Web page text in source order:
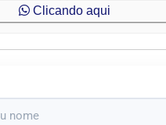
Clicando aqui